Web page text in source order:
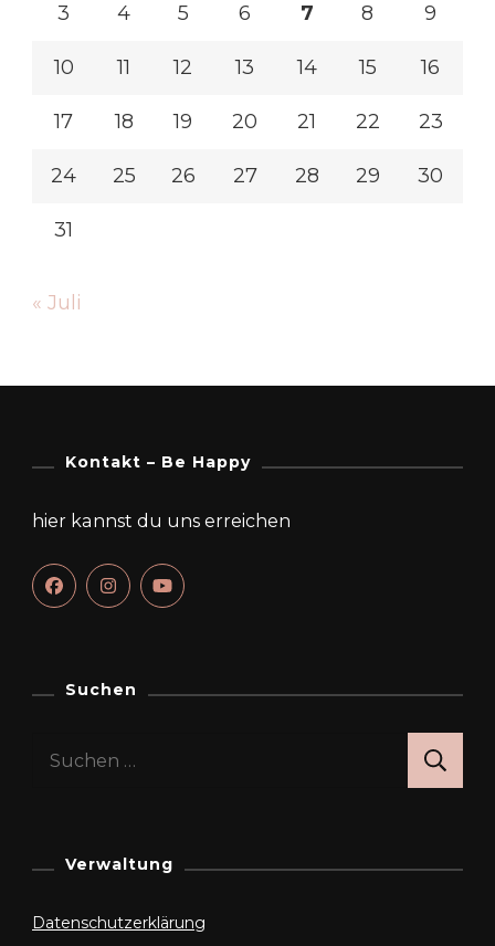
3 4 5 6 7 8 9
10 11 12 13 14 15 16
17 18 19 20 21 22 23
24 25 26 27 28 29 30
31
« Juli
Kontakt – Be Happy
hier kannst du uns erreichen
Suchen
Suchen
Verwaltung
Datenschutzerklärung